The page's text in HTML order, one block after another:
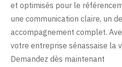
et optimisés pour le
une communication claire, un
accompagnement complet.
votre entreprise sénassaise la
Demandez dès maintenant